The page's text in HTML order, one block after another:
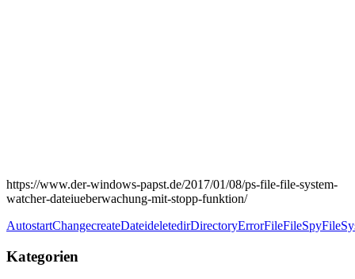
https://www.der-windows-papst.de/2017/01/08/ps-file-file-system-
watcher-dateiueberwachung-mit-stopp-funktion/
AutostartChangecreateDateideletedirDirectoryErrorFileFileSpy
Kategorien